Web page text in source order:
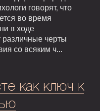
говорят, что
во время
в ходе
различные черты
со всяким ч...
как ключ к